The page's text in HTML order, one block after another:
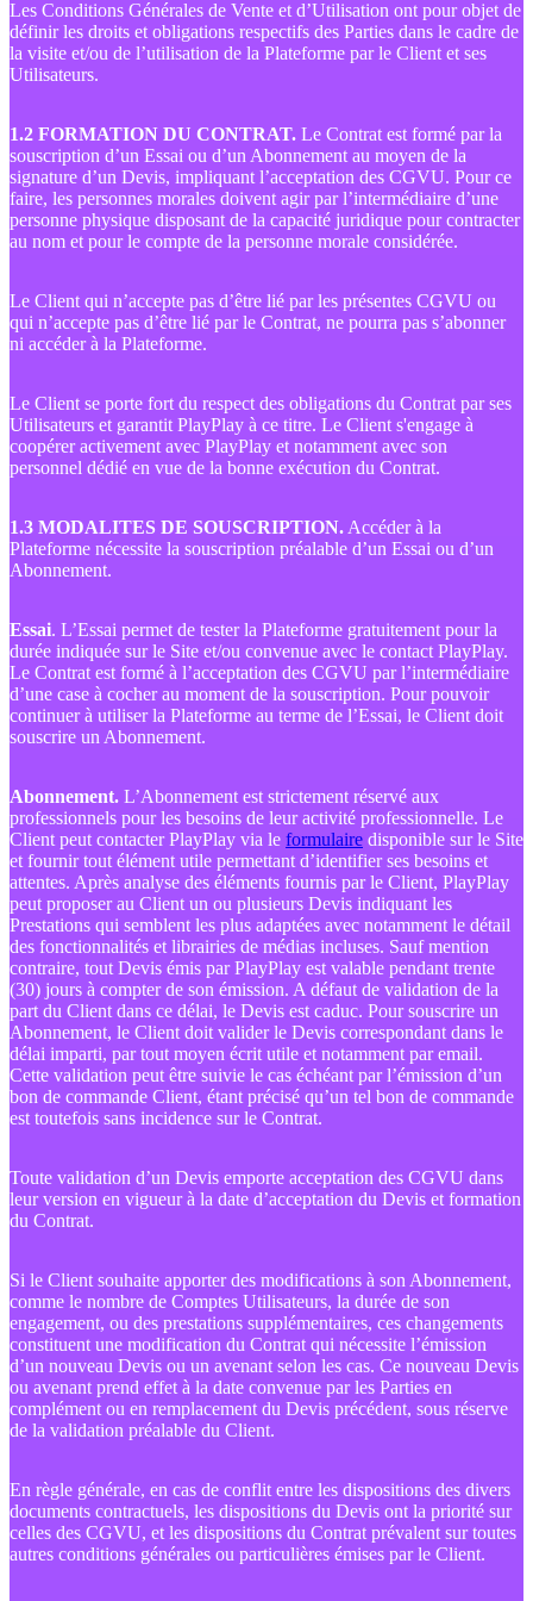
Les Conditions Générales de Vente et d’Utilisation ont pour objet de
définir les droits et obligations respectifs des Parties dans le cadre de
la visite et/ou de l’utilisation de la Plateforme par le Client et ses
Utilisateurs.
1.2 FORMATION DU CONTRAT. Le Contrat est formé par la
souscription d’un Essai ou d’un Abonnement au moyen de la
signature d’un Devis, impliquant l’acceptation des CGVU. Pour ce
faire, les personnes morales doivent agir par l’intermédiaire d’une
personne physique disposant de la capacité juridique pour contracter
au nom et pour le compte de la personne morale considérée.
Le Client qui n’accepte pas d’être lié par les présentes CGVU ou
qui n’accepte pas d’être lié par le Contrat, ne pourra pas s’abonner
ni accéder à la Plateforme.
Le Client se porte fort du respect des obligations du Contrat par ses
Utilisateurs et garantit PlayPlay à ce titre. Le Client s'engage à
coopérer activement avec PlayPlay et notamment avec son
personnel dédié en vue de la bonne exécution du Contrat.
1.3 MODALITES DE SOUSCRIPTION. Accéder à la
Plateforme nécessite la souscription préalable d’un Essai ou d’un
Abonnement.
Essai. L’Essai permet de tester la Plateforme gratuitement pour la
durée indiquée sur le Site et/ou convenue avec le contact PlayPlay.
Le Contrat est formé à l’acceptation des CGVU par l’intermédiaire
d’une case à cocher au moment de la souscription. Pour pouvoir
continuer à utiliser la Plateforme au terme de l’Essai, le Client doit
souscrire un Abonnement.
Abonnement. L’Abonnement est strictement réservé aux
professionnels pour les besoins de leur activité professionnelle. Le
Client peut contacter PlayPlay via le formulaire disponible sur le Site
et fournir tout élément utile permettant d’identifier ses besoins et
attentes. Après analyse des éléments fournis par le Client, PlayPlay
peut proposer au Client un ou plusieurs Devis indiquant les
Prestations qui semblent les plus adaptées avec notamment le détail
des fonctionnalités et librairies de médias incluses. Sauf mention
contraire, tout Devis émis par PlayPlay est valable pendant trente
(30) jours à compter de son émission. A défaut de validation de la
part du Client dans ce délai, le Devis est caduc. Pour souscrire un
Abonnement, le Client doit valider le Devis correspondant dans le
délai imparti, par tout moyen écrit utile et notamment par email.
Cette validation peut être suivie le cas échéant par l’émission d’un
bon de commande Client, étant précisé qu’un tel bon de commande
est toutefois sans incidence sur le Contrat.
Toute validation d’un Devis emporte acceptation des CGVU dans
leur version en vigueur à la date d’acceptation du Devis et formation
du Contrat.
Si le Client souhaite apporter des modifications à son Abonnement,
comme le nombre de Comptes Utilisateurs, la durée de son
engagement, ou des prestations supplémentaires, ces changements
constituent une modification du Contrat qui nécessite l’émission
d’un nouveau Devis ou un avenant selon les cas. Ce nouveau Devis
ou avenant prend effet à la date convenue par les Parties en
complément ou en remplacement du Devis précédent, sous réserve
de la validation préalable du Client.
En règle générale, en cas de conflit entre les dispositions des divers
documents contractuels, les dispositions du Devis ont la priorité sur
celles des CGVU, et les dispositions du Contrat prévalent sur toutes
autres conditions générales ou particulières émises par le Client.